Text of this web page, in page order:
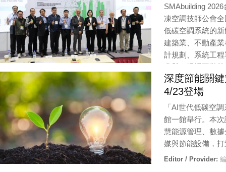
SMAbuilding
凍空調技師公會
低碳空調系統的
建築業、不動產
計規劃、系統工
參與，現場互動
解。
Editor / Provider: Updated: 4 / 23 / 2026
深度節能關
4/23登場
「AI世代低碳空
館一館舉行。本
慧能源管理、數
媒與節能設備，
Editor / Provider: